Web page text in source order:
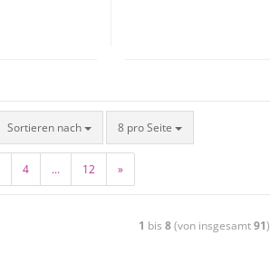
Sortieren nach 8 pro Seite
4 ... 12 »
1 bis8(von insgesamt91)